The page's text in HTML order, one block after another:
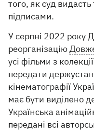
того, як суд видасть
підписами.
У серпні 2022 року
реорганізацію
усі фільми з
передати
кінематографії
має бути виділено
Українська
передані всі